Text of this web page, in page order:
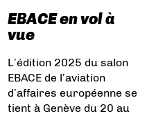
EBACE en vol à
vue
L’édition 2025 du salon
EBACE de l’aviation
d’affaires européenne se
tient à Genève du 20 au